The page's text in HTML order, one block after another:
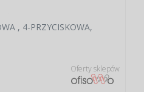
, 4-PRZYCISKOWA,
Oferty sklepów